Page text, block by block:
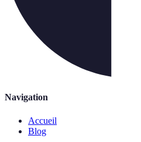
Navigation
Accueil
Blog